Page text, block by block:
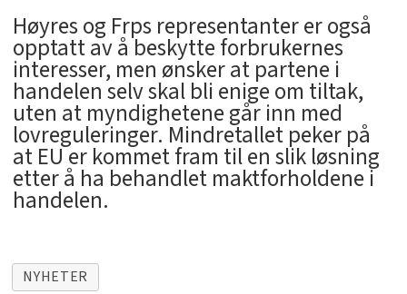
Høyres og Frps representanter er også
opptatt av å beskytte forbrukernes
interesser, men ønsker at partene i
handelen selv skal bli enige om tiltak,
uten at myndighetene går inn med
lovreguleringer. Mindretallet peker på
at EU er kommet fram til en slik løsning
etter å ha behandlet maktforholdene i
handelen.
NYHETER